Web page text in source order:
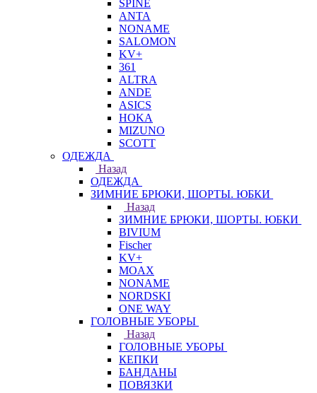
SPINE
ANTA
NONAME
SALOMON
KV+
361
ALTRA
ANDE
ASICS
HOKA
MIZUNO
SCOTT
ОДЕЖДА
Назад
ОДЕЖДА
ЗИМНИЕ БРЮКИ, ШОРТЫ. ЮБКИ
Назад
ЗИМНИЕ БРЮКИ, ШОРТЫ. ЮБКИ
BIVIUM
Fischer
KV+
MOAX
NONAME
NORDSKI
ONE WAY
ГОЛОВНЫЕ УБОРЫ
Назад
ГОЛОВНЫЕ УБОРЫ
КЕПКИ
БАНДАНЫ
ПОВЯЗКИ